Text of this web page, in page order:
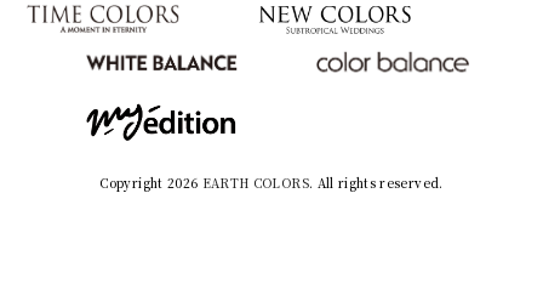
Copyright 2026 EARTH COLORS. All rights reserved.